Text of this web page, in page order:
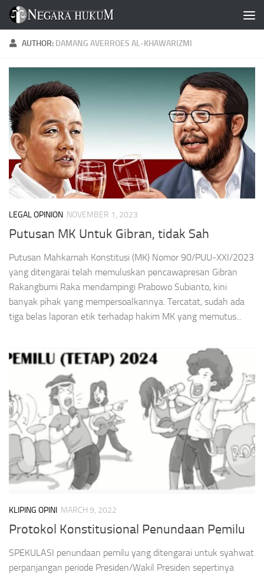
Skip to content
AUTHOR: DAMANG AVERROES AL-KHAWARIZMI
LEGAL OPINION NOVEMBER 1, 2023
Putusan MK Untuk Gibran, tidak Sah
Putusan Mahkamah Konstitusi (MK) Nomor 90/PUU-XXI/2023
yang ditengarai telah memuluskan pencawapresan Gibran
Rakangbumi Raka mendampingi Prabowo Subianto, kini
banyak pihak yang mempersoalkannya. Tercatat, sudah ada
tiga belas laporan etik terhadap hakim MK yang memutus...
KLIPING OPINI MARCH 9, 2022
Protokol Konstitusional Penundaan Pemilu
SPEKULASI penundaan pemilu yang ditengarai untuk syahwat
perpanjangan periode Presiden/Wakil Presiden sepertinya